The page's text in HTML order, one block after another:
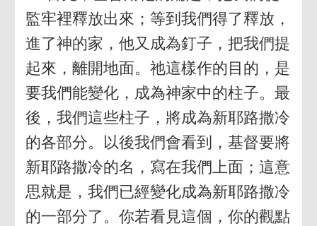
監牢裡釋放出來；等到我們得了釋放，
進了神的家，他又成為釘子，把我們提
起來，離開地面。祂這樣作的目的，是
要我們能變化，成為神家中的柱子。最
後，我們這些柱子，將成為新耶路撒冷
的各部分。以後我們會看到，基督要將
新耶路撒冷的名，寫在我們上面；這意
思就是，我們已經變化成為新耶路撒冷
的一部分了。你若看見這個，你的觀點